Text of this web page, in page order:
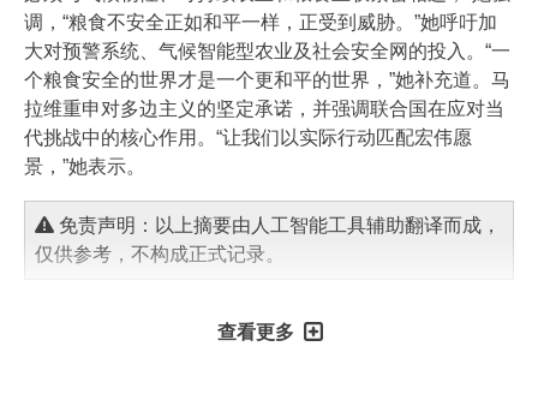
调，“粮食不安全正如和平一样，正受到威胁。”她呼吁加
大对预警系统、气候智能型农业及社会安全网的投入。“一
个粮食安全的世界才是一个更和平的世界，”她补充道。马
拉维重申对多边主义的坚定承诺，并强调联合国在应对当
代挑战中的核心作用。“让我们以实际行动匹配宏伟愿
景，”她表示。
免责声明：以上摘要由人工智能工具辅助翻译而成，
仅供参考，不构成正式记录。
查看更多